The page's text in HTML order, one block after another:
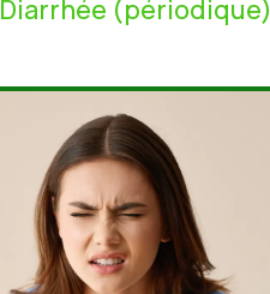
Diarrhée (périodique)